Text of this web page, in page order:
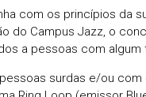
com os princípios da
do Campus Jazz, o
a pessoas com
surdas e/ou